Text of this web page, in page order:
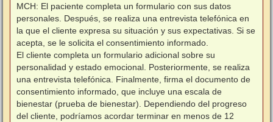
MCH: El paciente completa un formulario con sus datos
personales. Después, se realiza una entrevista telefónica en
la que el cliente expresa su situación y sus expectativas. Si se
acepta, se le solicita el consentimiento informado.
El cliente completa un formulario adicional sobre su
personalidad y estado emocional. Posteriormente, se realiza
una entrevista telefónica. Finalmente, firma el documento de
consentimiento informado, que incluye una escala de
bienestar (prueba de bienestar). Dependiendo del progreso
del cliente, podríamos acordar terminar en menos de 12